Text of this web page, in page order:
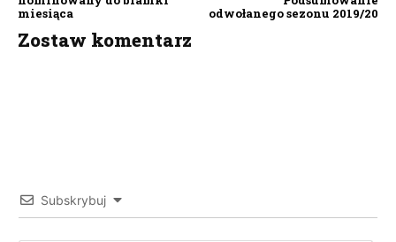
miesiąca
odwołanego sezonu 2019/20
Zostaw komentarz
Subskrybuj